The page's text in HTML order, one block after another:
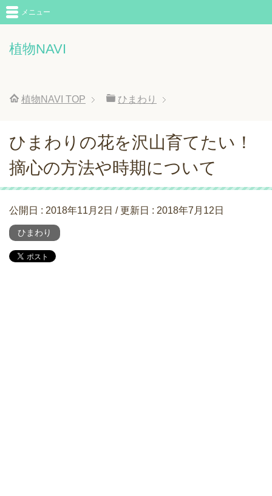
植物NAVI
メニュー
植物NAVI TOP ひまわり
ひまわりの花を沢山育てたい！
摘心の方法や時期について
公開日 : 2018年11月2日 / 更新日 : 2018年7月12日
ひまわり